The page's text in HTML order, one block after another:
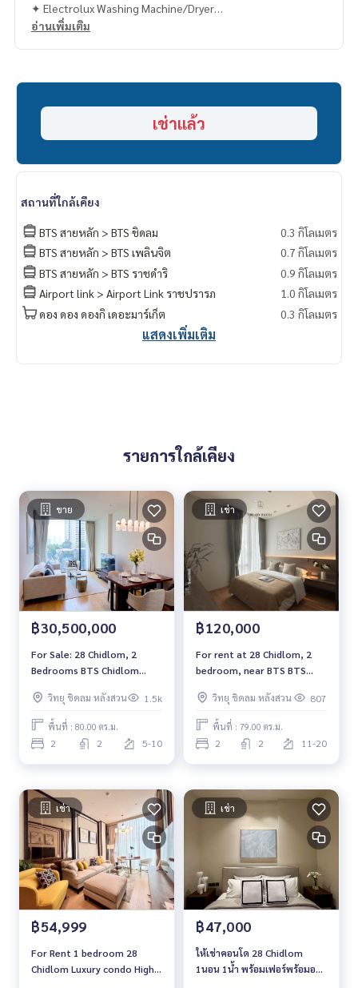
✦ Electrolux Washing Machine/Dryer
✦ Electrolux Refrigerator
Whats app :+ 66 61 428 9156
My Celebrity., Co., ltd . Real Estate Agency.
อ่านเพิ่มเติม
เช่าแล้ว
สถานที่ใกล้เคียง
BTS สายหลัก > BTS ชิดลม
0.3 กิโลเมตร
BTS สายหลัก > BTS เพลินจิต
0.7 กิโลเมตร
BTS สายหลัก > BTS ราชดำริ
0.9 กิโลเมตร
Airport link > Airport Link ราชปรารภ
1.0 กิโลเมตร
ดอง ดอง ดองกิ เดอะมาร์เก็ต
0.3 กิโลเมตร
แสดงเพิ่มเติม
รายการใกล้เคียง
ขาย
฿30,500,000
For Sale: 28 Chidlom, 2
Bedrooms BTS Chidlom
Furnitures* New Unit
วิทยุ ชิดลม หลังสวน 1.5k
พื้นที่ : 80.00 ตร.ม.
2 2 5-10
เช่า
฿120,000
For rent at 28 Chidlom, 2
bedroom, near BTS BTS
ready to move in
วิทยุ ชิดลม หลังสวน 807
พื้นที่ : 79.00 ตร.ม.
2 2 11-20
เช่า
฿54,999
For Rent 1 bedroom 28
Chidlom Luxury condo High
เช่า
฿47,000
ให้เช่าคอนโด 28 Chidlom
1นอน 1น้ำ พร้อมเฟอร์พร้อมอยู่